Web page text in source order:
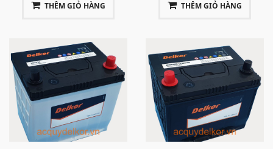
THÊM GIỎ HÀNG THÊM GIỎ HÀNG